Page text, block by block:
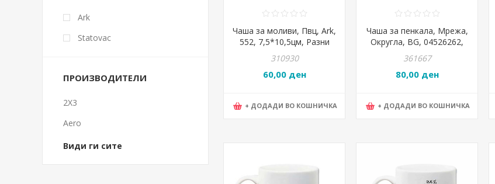
Чаша за моливи, Пвц, Ark,
552, 7,5*10,5цм, Разни
бои
310930
60,00 ден
+ ДОДАДИ ВО КОШНИЧКА
Чаша за пенкала, Мрежа,
Округла, BG, 04526262,
Сребрена
361667
80,00 ден
+ ДОДАДИ ВО КОШНИЧКА
Ark
Statovac
ПРОИЗВОДИТЕЛИ
2X3
Aero
Види ги сите